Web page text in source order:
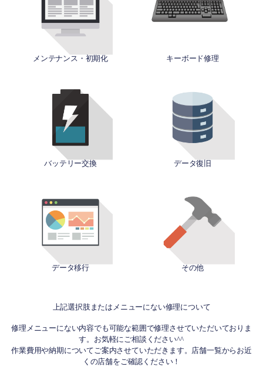
メンテナンス・初期化 キーボード修理
バッテリー交換 データ復旧
データ移行 その他
上記選択肢またはメニューにない修理について
修理メニューにない内容でも可能な範囲で修理させていただいておりま
す。お気軽にご相談ください^^
作業費用や納期についてご案内させていただきます。店舗一覧からお近
くの店舗をご確認ください！